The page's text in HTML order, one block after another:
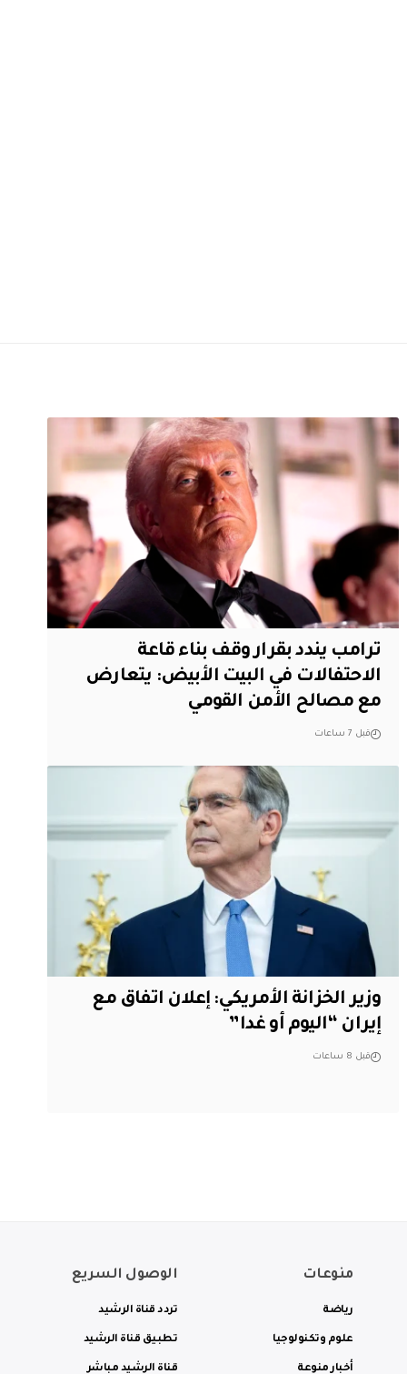
ترامب يندد بقرار وقف بناء قاعة
الاحتفالات في البيت الأبيض: يتعارض
مع مصالح الأمن القومي
قبل 7 ساعات
وزير الخزانة الأمريكي: إعلان اتفاق مع
إيران “اليوم أو غدا”
قبل 8 ساعات
منوعات
رياضة
علوم وتكنولوجيا
أخبار منوعة
الوصول السريع
تردد قناة الرشيد
تطبيق قناة الرشيد
قناة الرشيد مباشر